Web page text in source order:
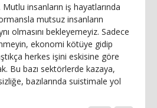
insanların iş hayatlarında
mutsuz insanların
olmasını bekleyemeyiz. Sadece
ekonomi kötüye gidip
herkes işini eskisine göre
Bu bazı sektörlerde kazaya,
bazılarında suistimale yol